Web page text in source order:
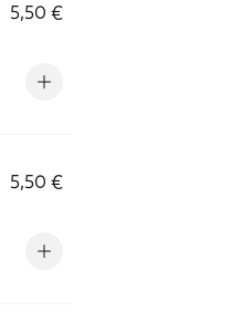
5,50 €
5,50 €